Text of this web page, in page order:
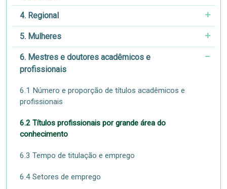
4. Regional
5. Mulheres
6. Mestres e doutores acadêmicos e
profissionais
6.1 Número e proporção de títulos acadêmicos e
profissionais
6.2 Títulos profissionais por grande área do
conhecimento
6.3 Tempo de titulação e emprego
6.4 Setores de emprego